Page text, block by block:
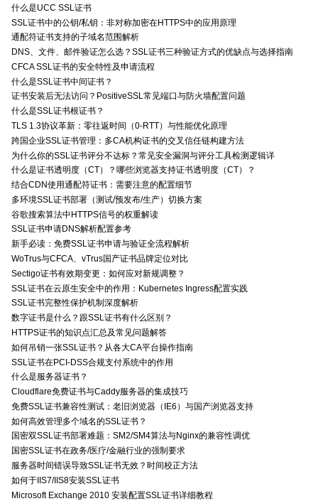
什么是UCC SSL证书
SSL证书中的公钥/私钥：非对称加密在HTTPS中的应用原理
通配符证书支持的子域名范围解析
DNS、文件、邮件验证怎么选？SSL证书三种验证方式的优缺点与选择指南
CFCA SSL证书的安全特性及申请流程
什么是SSL证书中间证书？
证书安装后无法访问？PositiveSSL常见端口与防火墙配置问题
什么是SSL证书根证书？
TLS 1.3协议革新：零往返时间（0-RTT）与性能优化原理
跨国企业SSL证书管理：多CA机构证书的交叉信任链构建方法
为什么你的SSL证书评分不达标？常见安全漏洞与评分工具检测逻辑详
什么是证书透明度（CT）？哪些浏览器支持证书透明度（CT）？
结合CDN使用通配符证书：需要注意的配置细节
多环境SSL证书部署（测试/预发布/生产）切换方案
谷歌搜索算法中HTTPS信号的权重解读
SSL证书申请DNS解析配置参考
新手必读：免费SSL证书申请与验证全流程解析
WoTrus与CFCA、vTrus国产证书品牌定位对比
Sectigo证书有效期变更：如何应对新规调整？
SSL证书在云原生安全中的作用：Kubernetes Ingress配置实践
SSL证书完整性保护机制深度解析
数字证书是什么？跟SSL证书有什么区别？
HTTPS证书的知识点汇总及常见问题解答
如何吊销一张SSL证书？从各大CA平台操作指南
SSL证书在PCI-DSS合规支付系统中的作用
什么是服务器证书？
Cloudflare免费证书与Caddy服务器的集成技巧
免费SSL证书兼容性测试：老旧浏览器（IE6）与国产浏览器支持
如何高效管理多个域名的SSL证书？
国密双SSL证书部署难题：SM2/SM4算法与Nginx的兼容性调优
国密SSL证书在政务/医疗/金融行业的强制要求
服务器时间错误导致SSL证书无效？时间校正方法
如何于IIS7/IIS8安装SSL证书
Microsoft Exchange 2010 安装配置SSL证书详细教程